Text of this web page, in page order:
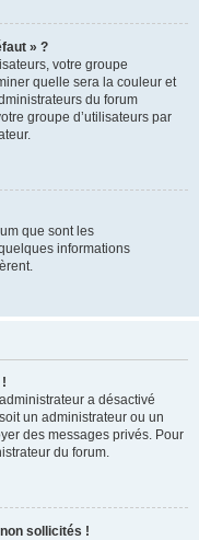
» ?
votre groupe
quelle sera la couleur et
du forum
groupe d’utilisateurs par
que sont les
informations
a désactivé
un administrateur ou un
des messages privés. Pour
du forum.
sollicités !